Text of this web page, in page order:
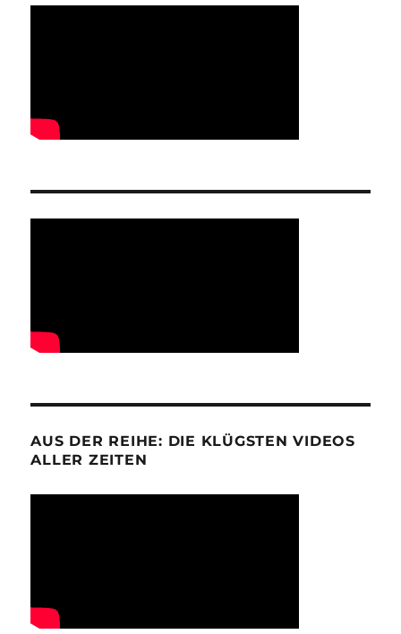
AUS DER REIHE: DIE KLÜGSTEN VIDEOS
ALLER ZEITEN